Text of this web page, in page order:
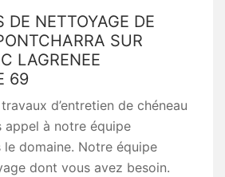
DE NETTOYAGE DE
SUR
LAGRENEE
69
d’entretien de chéneau
appel à notre équipe
domaine. Notre équipe
dont vous avez besoin.